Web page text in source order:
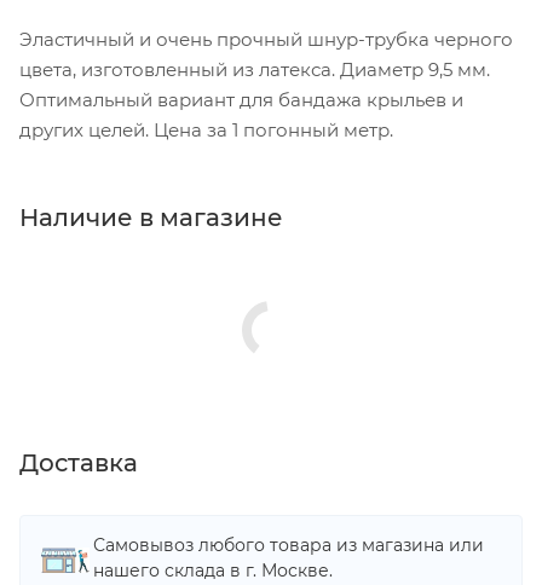
Эластичный и очень прочный шнур-трубка черного
цвета, изготовленный из латекса. Диаметр 9,5 мм.
Оптимальный вариант для бандажа крыльев и
других целей. Цена за 1 погонный метр.
Наличие в магазине
Доставка
Самовывоз любого товара из магазина или
нашего склада в г. Москве.